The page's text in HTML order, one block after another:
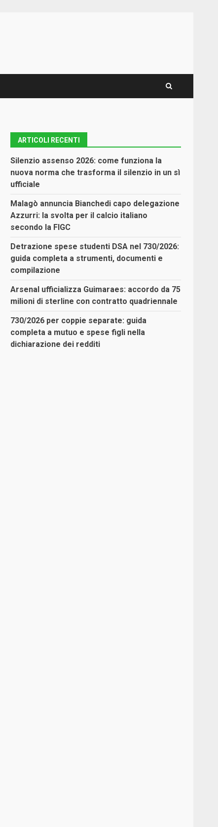
ARTICOLI RECENTI
Silenzio assenso 2026: come funziona la
nuova norma che trasforma il silenzio in un sì
ufficiale
Malagò annuncia Bianchedi capo delegazione
Azzurri: la svolta per il calcio italiano
secondo la FIGC
Detrazione spese studenti DSA nel 730/2026:
guida completa a strumenti, documenti e
compilazione
Arsenal ufficializza Guimaraes: accordo da 75
milioni di sterline con contratto quadriennale
730/2026 per coppie separate: guida
completa a mutuo e spese figli nella
dichiarazione dei redditi